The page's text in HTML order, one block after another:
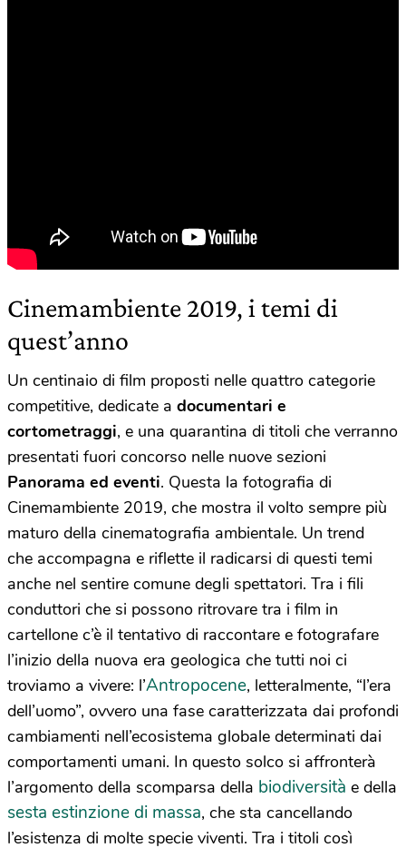
Cinemambiente 2019, i temi di
quest’anno
Un centinaio di film proposti nelle quattro categorie
competitive, dedicate a documentari e
cortometraggi, e una quarantina di titoli che verranno
presentati fuori concorso nelle nuove sezioni
Panorama ed eventi. Questa la fotografia di
Cinemambiente 2019, che mostra il volto sempre più
maturo della cinematografia ambientale. Un trend
che accompagna e riflette il radicarsi di questi temi
anche nel sentire comune degli spettatori. Tra i fili
conduttori che si possono ritrovare tra i film in
cartellone c’è il tentativo di raccontare e fotografare
l’inizio della nuova era geologica che tutti noi ci
troviamo a vivere: l’Antropocene, letteralmente, “l’era
dell’uomo”, ovvero una fase caratterizzata dai profondi
cambiamenti nell’ecosistema globale determinati dai
comportamenti umani. In questo solco si affronterà
l’argomento della scomparsa della biodiversità e della
sesta estinzione di massa, che sta cancellando
l’esistenza di molte specie viventi. Tra i titoli così